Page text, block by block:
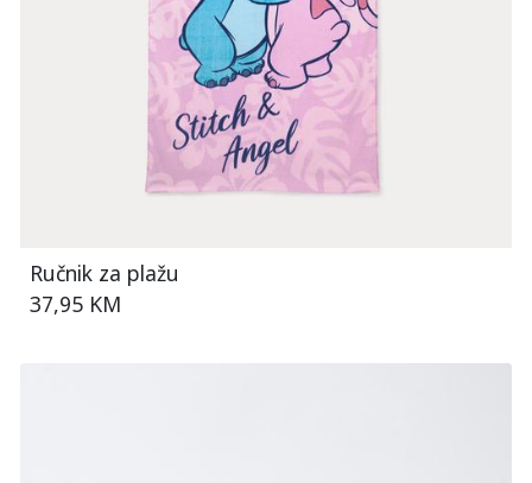
Ručnik za plažu
37,95 KM